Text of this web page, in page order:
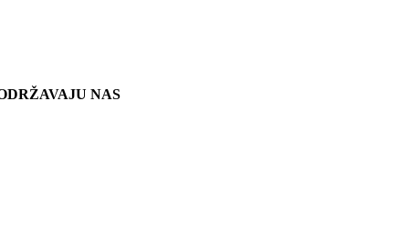
NAS